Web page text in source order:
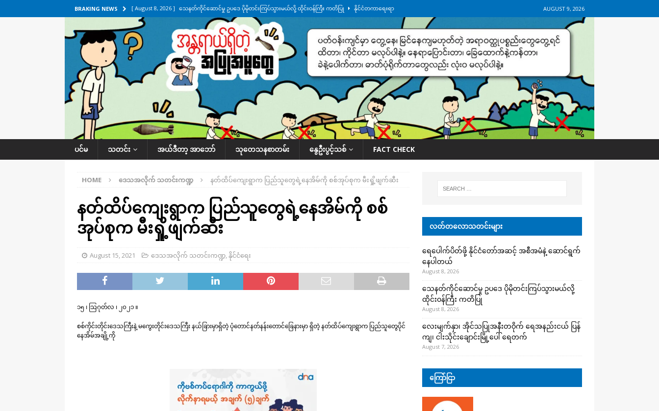
BRAKING NEWS [ August 8, 2026 ] သေနတ်ကိုင်ဆောင်မှု ဥပဒေ ပိုမိုတင်းကြပ်သွားမယ်လို့ ထိုင်းဝန်ကြီး ကတိပြု နိုင်ငံတကာရေးရာ
[ August 7, 2026 ] လေးမျက်နှာ၊ အိုင်သပြုအနီးတဝိုက် ရေအနည်းငယ် ပြန်ကျ၊ ငါးသိုင်းချောင်းမြို့ပေါ် ရေတက်
ဒေသအလိုက် သတင်းကဏ္ဍ
[ August 7, 2026 ] ရန်ကုန်မြစ်အတွင်း ထူးကဲဒီရေ အ​မြင့် ၂၁ ပေကျော်အထိ တက်မယ်လို့ သတိပေး ဒေသအလိုက်
သတင်းကဏ္ဍ
[ August 7, 2026 ] လွှတ်တော်ကို ရောက်လာတဲ့ ဦးမင်အောင်လှိုင်ကို ထိုင်းလွှတ်တော်အမတ် အော်ဟစ်ဆန္ဒပြ
UNCATEGORIZED
[ August 8, 2026 ] ရေပေါက်ပိတ်ဖို့ နိုင်ငံတော်အဆင့် အစီအမံနဲ့ ဆောင်ရွက်နေပါတယ် ဆောင်းပါး
AUGUST 9, 2026
ပင်မ သတင်း အယ်ဒီတာ့ အာဘော် သုတေသနစာတမ်း နွေဦးပွင့်သစ် FACT CHECK
HOME ဒေသအလိုက် သတင်းကဏ္ဍ နတ်ထိပ်ကျေးရွာက ပြည်သူတွေရဲ့နေအိမ်ကို စစ်အုပ်စုက မီးရှို့ဖျက်ဆီး
နတ်ထိပ်ကျေးရွာက ပြည်သူတွေရဲ့နေအိမ်ကို စစ်
အုပ်စုက မီးရှို့ဖျက်ဆီး
August 15, 2021 ဒေသအလိုက် သတင်းကဏ္ဍ,နိုင်ငံရေး
၁၅ ၊ သြဂုတ်လ ၊ ၂၀၂၁ ။
စစ်ကိုင်းတိုင်းဒေသကြီးနဲ့ မကွေးတိုင်းဒေသကြီး နယ်ခြားမှာရှိတဲ့ ပုံတောင်နတ်နန်းတောင်ခြေနားမှာ ရှိတဲ့ နတ်ထိပ်ကျေးရွာက ပြည်သူတွေပိုင်
နေအိမ်အချို့ကို
လတ်တလောသတင်းများ
ရေပေါက်ပိတ်ဖို့ နိုင်ငံတော်အဆင့် အစီအမံနဲ့ ဆောင်ရွက်
နေပါတယ်
August 8, 2026
သေနတ်ကိုင်ဆောင်မှု ဥပဒေ ပိုမိုတင်းကြပ်သွားမယ်လို့
ထိုင်းဝန်ကြီး ကတိပြု
August 8, 2026
လေးမျက်နှာ၊ အိုင်သပြုအနီးတဝိုက် ရေအနည်းငယ် ပြန်
ကျ၊ ငါးသိုင်းချောင်းမြို့ပေါ် ရေတက်
August 7, 2026
ကြော်ငြာ